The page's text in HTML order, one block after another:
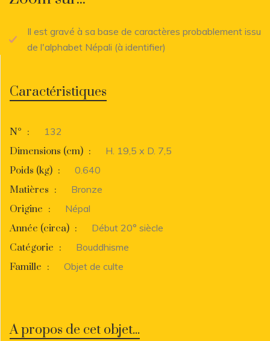
Il est gravé à sa base de caractères probablement issu
de l'alphabet Népali (à identifier)
Caractéristiques
N° :
132
Dimensions (cm) :
H. 19,5 x D. 7,5
Poids (kg) :
0.640
Matières :
Bronze
Origine :
Népal
Année (circa) :
Début 20° siècle
Catégorie :
Bouddhisme
Famille : Objet de culte
A propos de cet objet...